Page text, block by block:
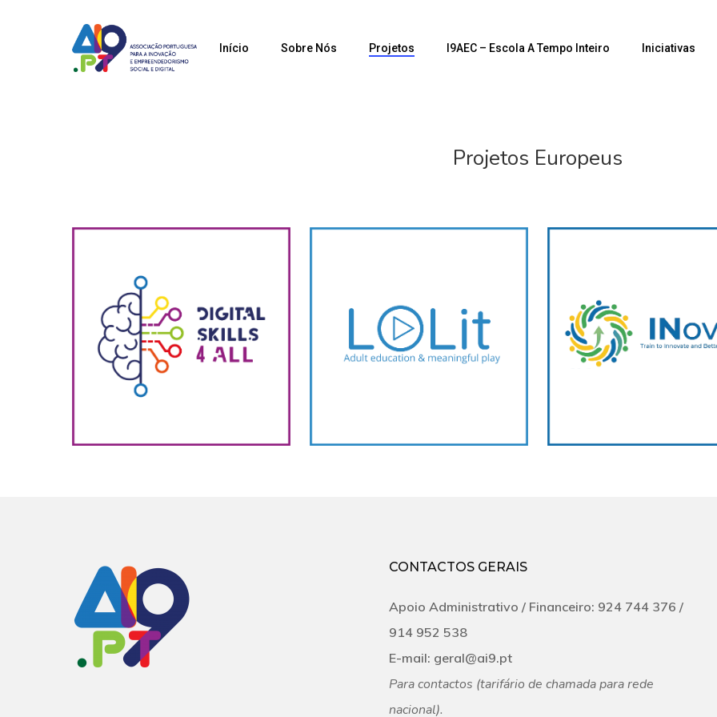
Início Sobre Nós Projetos I9AEC – Escola A Tempo Inteiro Iniciativas
Projetos Europeus
CONTACTOS GERAIS
Apoio Administrativo /Financeiro: 924 744 376 /
‭914 952 538‬
E-mail: geral@ai9.pt
Para contactos (tarifário de chamada para rede
nacional).